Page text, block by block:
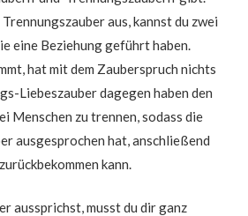
aus, kannst du zwei
eine Beziehung geführt haben.
hat mit dem Zauberspruch nichts
Liebeszauber dagegen haben den
Menschen zu trennen, sodass die
ausgesprochen hat, anschließend
kann.
aussprichst, musst du dir ganz